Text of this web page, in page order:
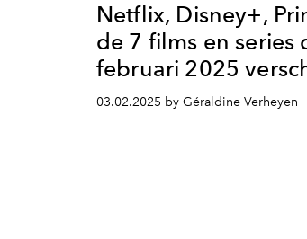
Netflix, Disney+,
de 7 films en series
februari 2025
03.02.2025 by Géraldine Verheyen